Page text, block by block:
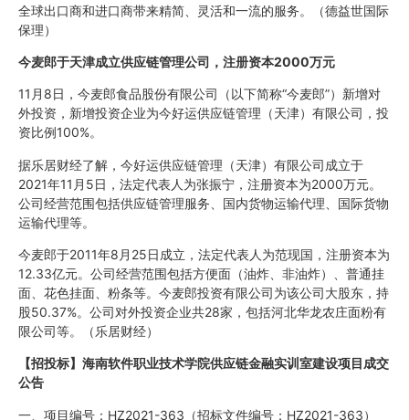
全球出口商和进口商带来精简、灵活和一流的服务。（德益世国际
保理）
今麦郎于天津成立供应链管理公司，注册资本2000万元
11月8日，今麦郎食品股份有限公司（以下简称“今麦郎”）新增对
外投资，新增投资企业为今好运供应链管理（天津）有限公司，投
资比例100%。
据乐居财经了解，今好运供应链管理（天津）有限公司成立于
2021年11月5日，法定代表人为张振宁，注册资本为2000万元。
公司经营范围包括供应链管理服务、国内货物运输代理、国际货物
运输代理等。
今麦郎于2011年8月25日成立，法定代表人为范现国，注册资本为
12.33亿元。公司经营范围包括方便面（油炸、非油炸）、普通挂
面、花色挂面、粉条等。今麦郎投资有限公司为该公司大股东，持
股50.37%。公司对外投资企业共28家，包括河北华龙农庄面粉有
限公司等。（乐居财经）
【招投标】海南软件职业技术学院供应链金融实训室建设项目成交
公告
一、项目编号：HZ2021-363（招标文件编号：HZ2021-363）